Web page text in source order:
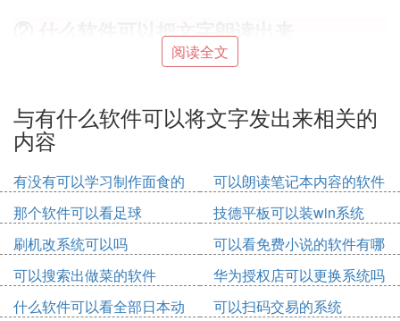
② 什么软件可以把文字朗读出来
可以把文字朗读出来的软件有朗读大师、文字转语音
1、朗读大师
朗读大师[JcTextSpeech]采用微软公司(Microsoft)最
先进的.NET语言开发，是一款功能强大的文本朗读
软件。
2、文字转语音播音系统
文字转语音播音系统为一款把文字转换成语音的朗读
软件，是一款会说话的软件，只要输入文字就可以转
换为语音，并且可以把文字转换成MP3保存到电脑
阅读全文
与有什么软件可以将文字发出来相关的
内容
有没有可以学习制作面食的
软件
可以朗读笔记本内容的软件
那个软件可以看足球
技德平板可以装win系统
刷机改系统可以吗
可以看免费小说的软件有哪
些
可以搜索出做菜的软件
华为授权店可以更换系统吗
什么软件可以看全部日本动
可以扫码交易的系统